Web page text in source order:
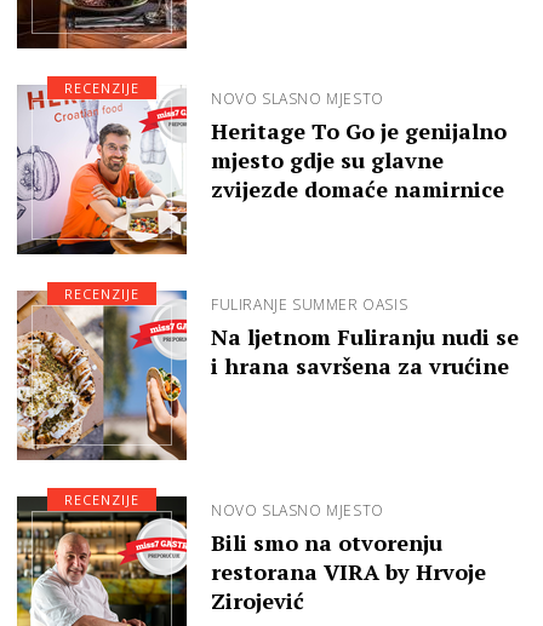
NOVO SLASNO MJESTO
Heritage To Go je genijalno
mjesto gdje su glavne
zvijezde domaće namirnice
RECENZIJE
FULIRANJE SUMMER OASIS
Na ljetnom Fuliranju nudi se
i hrana savršena za vrućine
RECENZIJE
NOVO SLASNO MJESTO
Bili smo na otvorenju
restorana VIRA by Hrvoje
Zirojević
RECENZIJE